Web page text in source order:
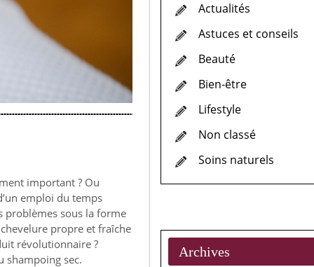
important ? Ou
emploi du temps
problèmes sous la forme
propre et fraîche
révolutionnaire ?
shampoing sec.
Actualités
Astuces et conseils
Beauté
Bien-être
Lifestyle
Non classé
Soins naturels
Archives